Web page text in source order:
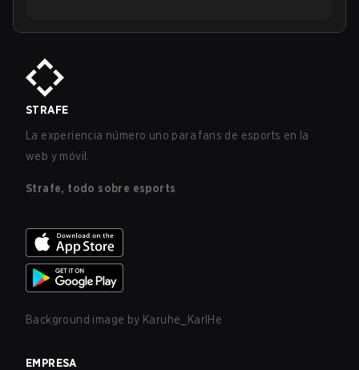
STRAFE
La experiencia número uno para fans de esports en la
web y móvil.
Strafe, todo sobre esports
Background image by Karuhe_KarlHe
EMPRESA